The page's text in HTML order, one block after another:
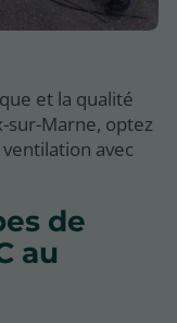
et la qualité
sur-Marne, optez
avec
de
au